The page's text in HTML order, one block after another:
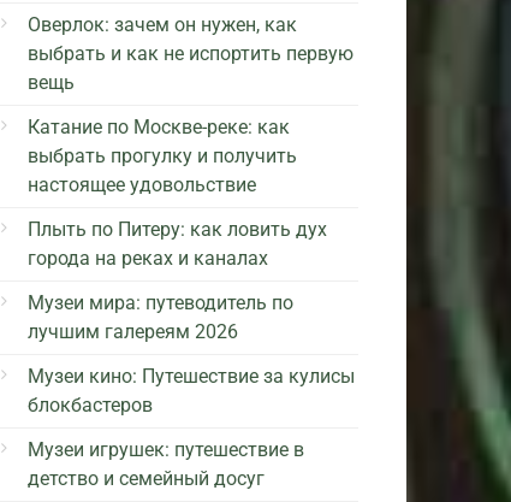
Оверлок: зачем он нужен, как
выбрать и как не испортить первую
вещь
Катание по Москве-реке: как
выбрать прогулку и получить
настоящее удовольствие
Плыть по Питеру: как ловить дух
города на реках и каналах
Музеи мира: путеводитель по
лучшим галереям 2026
Музеи кино: Путешествие за кулисы
блокбастеров
Музеи игрушек: путешествие в
детство и семейный досуг